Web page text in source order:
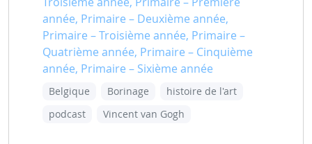
année, Primaire – Deuxième année,
Primaire – Troisième année, Primaire –
Quatrième année, Primaire – Cinquième
année, Primaire – Sixième année
Belgique Borinage
histoire de l'art
podcast
Vincent van Gogh